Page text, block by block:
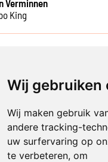
Wij gebruiken
Wij maken gebruik
andere tracking-
uw surfervaring op
te verbeteren, om
Verminnen
King
Verminnen